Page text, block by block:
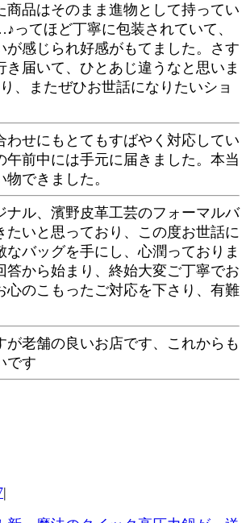
商品はそのまま進物として持ってい
ってほど丁寧に包装されていて、
が感じられ好感がもてました。さす
き届いて、ひとあじ違うなと思いま
、またぜひお世話になりたいショ
わせにもとてもすばやく対応してい
午前中には手元に届きました。本当
できました。
ナル、濱野皮革工芸のフォーマルバ
たいと思っており、この度お世話に
なバッグを手にし、心潤っておりま
答から始まり、終始大変ご丁寧でお
心のこもったご対応を下さり、有難
が老舗の良いお店です、これからも
です
|